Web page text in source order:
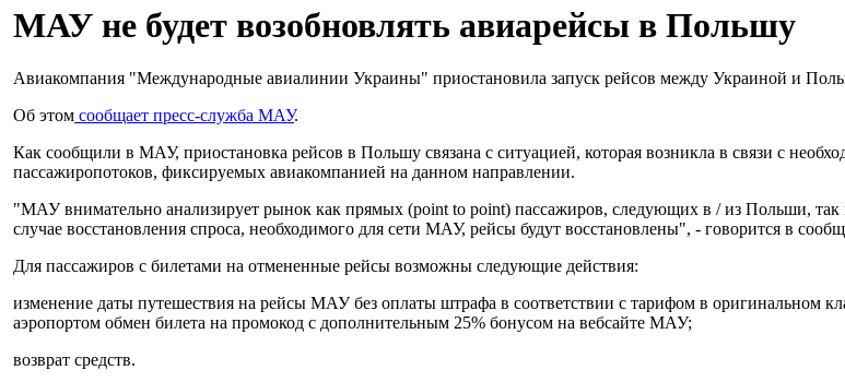
МАУ не будет возобновлять авиарейсы в Польшу
Авиакомпания "Международные авиалинии Украины" приостановила запуск рейсов между Украиной и
Об этом сообщает пресс-служба МАУ.
Как сообщили в МАУ, приостановка рейсов в Польшу связана с ситуацией, которая возникла в связи с
пассажиропотоков, фиксируемых авиакомпанией на данном направлении.
"МАУ внимательно анализирует рынок как прямых (point to point) пассажиров, следующих в / из Польши,
случае восстановления спроса, необходимого для сети МАУ, рейсы будут восстановлены", - говорится в
Для пассажиров с билетами на отмененные рейсы возможны следующие действия:
изменение даты путешествия на рейсы МАУ без оплаты штрафа в соответствии с тарифом в оригинальном
аэропортом обмен билета на промокод с дополнительным 25% бонусом на вебсайте МАУ;
возврат средств.